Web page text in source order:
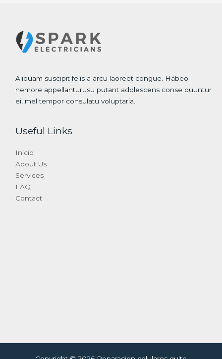
Aliquam suscipit felis a arcu laoreet congue. Habeo
nemore appellanturusu putant adolescens conse quuntur
ei, mel tempor consulatu voluptaria.
Useful Links
Inicio
About Us
Services
FAQ
Contact